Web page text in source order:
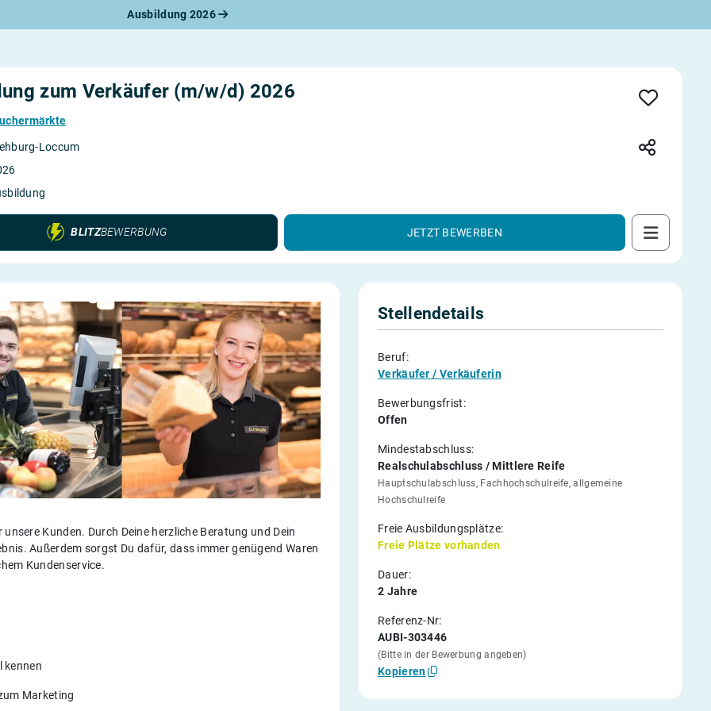
Ausbildung 2026
Bewerbung
Check
zum Verkäufer (m/w/d) 2026
Loccum
BLITZBEWERBUNG JETZT BEWERBEN
Kunden. Durch Deine herzliche Beratung und Dein
Außerdem sorgst Du dafür, dass immer genügend Waren
Kundenservice.
kennen
Marketing
Stellendetails
Beruf:
Verkäufer / Verkäuferin
Bewerbungsfrist:
Offen
Mindestabschluss:
Realschulabschluss / Mittlere Reife
Hauptschulabschluss, Fachhochschulreife, allgemeine
Hochschulreife
Freie Ausbildungsplätze:
Freie Plätze vorhanden
Dauer:
2 Jahre
Referenz-Nr:
AUBI-303446
(Bitte in der Bewerbung angeben)
Kopieren